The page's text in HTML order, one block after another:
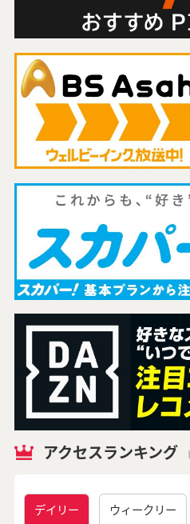
アクセスランキング
デイリー ウィークリー